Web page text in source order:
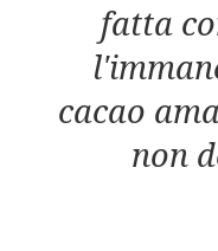
fatta
cacao
non